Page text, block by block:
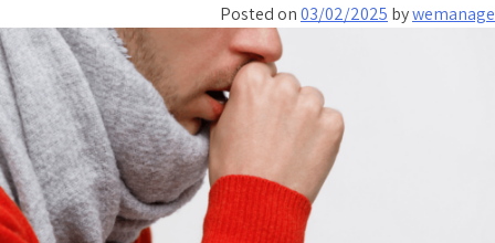
Posted on03/02/2025 bywemanage